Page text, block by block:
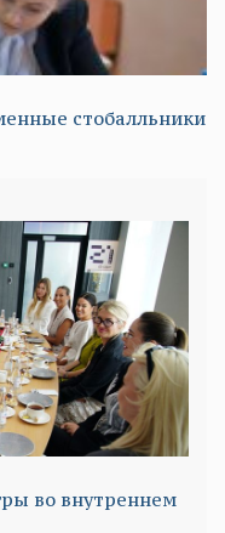
стобалльники
во внутреннем